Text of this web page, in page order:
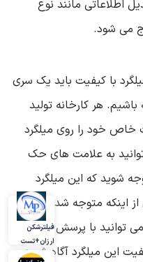
اطلاعاتی مانند نوع
می ‌شود.
با کیفیت باید یک سری
هر کارخانه تولید
خاص خود را روی میلگرد
به علامت های حک
شوید که این میلگرد
اینکه متوجه شدین
توانید با پرسش از
این میلگرد آگاه شوید.
فیلترشکن
ارزان+تست